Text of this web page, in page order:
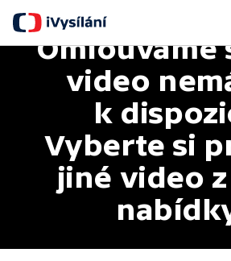
Omlouváme
video
k
Vyberte si
jiné video z